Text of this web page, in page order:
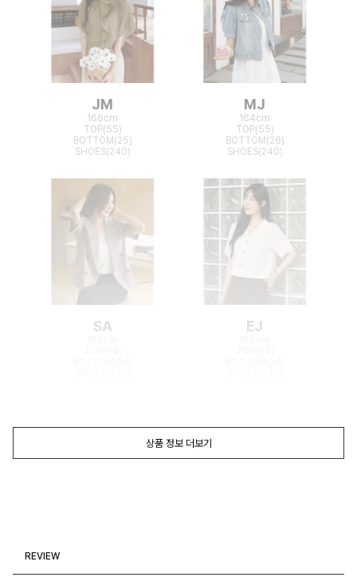
JM
166cm
TOP(55)
BOTTOM(25)
SHOES(240)
MJ
164cm
TOP(55)
BOTTOM(26)
SHOES(240)
SA EJ
상품 정보 더보기
REVIEW